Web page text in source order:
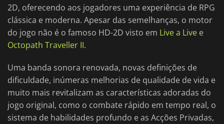
2D, oferecendo aos jogadores uma experiência de RPG
clássica e moderna. Apesar das semelhanças, o motor
do jogo não é o famoso HD-2D visto em Live a Live e
Octopath Traveller II.
Uma banda sonora renovada, novas definições de
dificuldade, inúmeras melhorias de qualidade de vida e
muito mais revitalizam as características adoradas do
jogo original, como o combate rápido em tempo real, o
sistema de habilidades profundo e as Acções Privadas,